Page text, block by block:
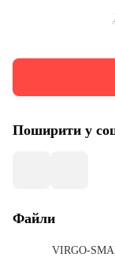
Поширити у
Файли
VIRGO-